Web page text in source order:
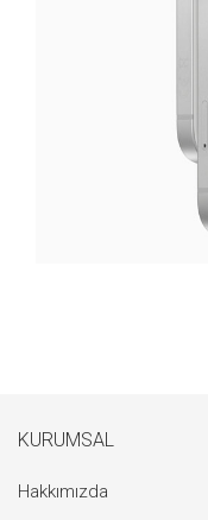
KURUMSAL
Hakkımızda